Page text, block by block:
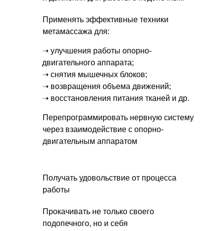
Применять эффективные техники
метамассажа для:
➝ улучшения работы опорно-
двигательного аппарата;
➝ снятия мышечных блоков;
➝ возвращения объема движений;
➝ восстановления питания тканей и др.
Перепрограммировать нервную систему
через взаимодействие с опорно-
двигательным аппаратом
Получать удовольствие от процесса
работы
Прокачивать не только своего
подопечного, но и себя